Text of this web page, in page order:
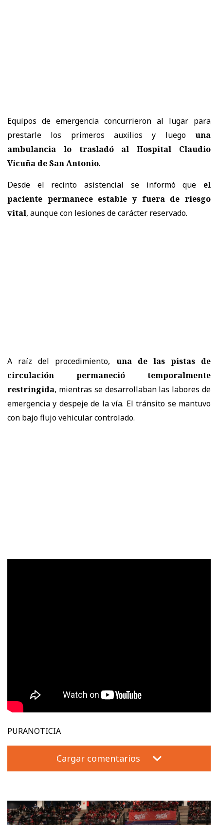
Equipos de emergencia concurrieron al lugar para
prestarle los primeros auxilios y luego una
ambulancia lo trasladó al Hospital Claudio
Vicuña de San Antonio.
Desde el recinto asistencial se informó que el
paciente permanece estable y fuera de riesgo
vital, aunque con lesiones de carácter reservado.
A raíz del procedimiento, una de las pistas de
circulación permaneció temporalmente
restringida, mientras se desarrollaban las labores de
emergencia y despeje de la vía. El tránsito se mantuvo
con bajo flujo vehicular controlado.
PURANOTICIA
Cargar comentarios